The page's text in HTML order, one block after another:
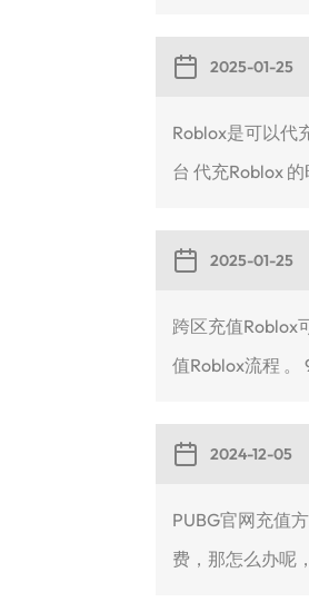
2025-01-25
Roblox是可以代
台 代充Roblox
2025-01-25
跨区充值Roblox
值Roblox流程 。
2024-12-05
PUBG官网充值
费，那怎么办呢